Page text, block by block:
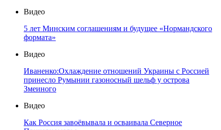
Видео
5 лет Минским соглашениям и будущее «Нормандского
формата»
Видео
Иваненко:Охлаждение отношений Украины с Россией
принесло Румынии газоносный шельф у острова
Змеиного
Видео
Как Россия завоёвывала и осваивала Северное